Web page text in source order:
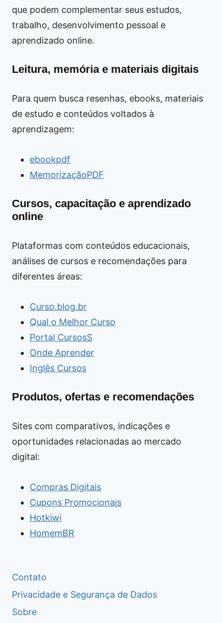
que podem complementar seus estudos,
trabalho, desenvolvimento pessoal e
aprendizado online.
Leitura, memória e materiais digitais
Para quem busca resenhas, ebooks, materiais
de estudo e conteúdos voltados à
aprendizagem:
ebookpdf
MemorizaçãoPDF
Cursos, capacitação e aprendizado
online
Plataformas com conteúdos educacionais,
análises de cursos e recomendações para
diferentes áreas:
Curso.blog.br
Qual o Melhor Curso
Portal CursosS
Onde Aprender
Inglês Cursos
Produtos, ofertas e recomendações
Sites com comparativos, indicações e
oportunidades relacionadas ao mercado
digital:
Compras Digitais
Cupons Promocionais
Hotkiwi
HomemBR
Contato
Privacidade e Segurança de Dados
Sobre